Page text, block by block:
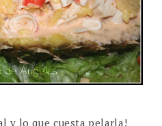
y lo que cuesta pelarla!